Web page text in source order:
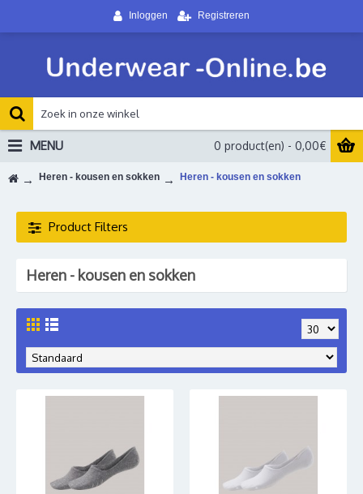
Inloggen Registreren
0 product(en) - 0,00€
MENU
Heren - kousen en sokken Heren - kousen en sokken
Product Filters
Heren - kousen en sokken